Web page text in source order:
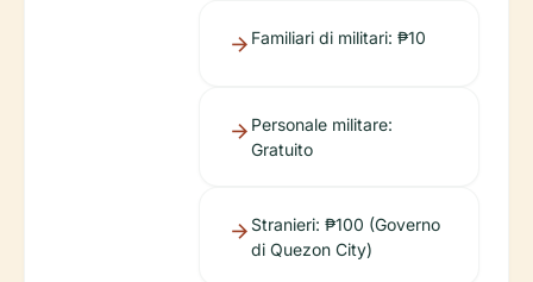
Familiari di militari: ₱10
Personale militare:
Gratuito
Stranieri: ₱100 (Governo
di Quezon City)